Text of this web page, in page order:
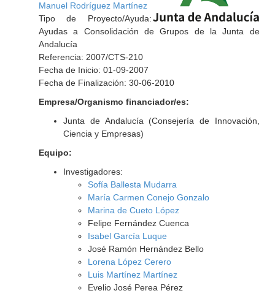
Manuel Rodríguez Martínez
Tipo de Proyecto/Ayuda:
Ayudas a Consolidación de Grupos de la Junta de
Andalucía
Referencia: 2007/CTS-210
Fecha de Inicio: 01-09-2007
Fecha de Finalización: 30-06-2010
Empresa/Organismo financiador/es:
Junta de Andalucía (Consejería de Innovación,
Ciencia y Empresas)
Equipo:
Investigadores:
Sofía Ballesta Mudarra
María Carmen Conejo Gonzalo
Marina de Cueto López
Felipe Fernández Cuenca
Isabel García Luque
José Ramón Hernández Bello
Lorena López Cerero
Luis Martínez Martínez
Evelio José Perea Pérez